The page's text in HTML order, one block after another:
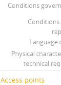
Conditions
Language
Physical
technical
Access points